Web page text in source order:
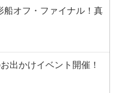
船オフ・ファイナル！真
出かけイベント開催！